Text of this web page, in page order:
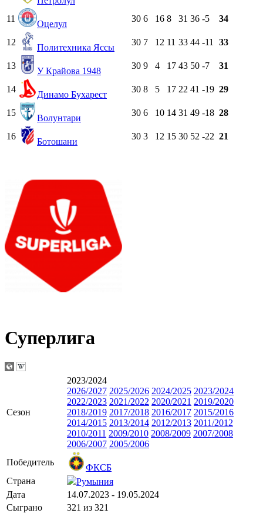
11
Оцелул
30 6 16 8 31 36 -5 34
12
Политехника Яссы
30 7 12 11 33 44 -11 33
13
У Крайова 1948
30 9 4 17 43 50 -7 31
14
Динамо Бухарест
30 8 5 17 22 41 -19 29
15
Волунтари
30 6 10 14 31 49 -18 28
16
Ботошани
30 3 12 15 30 52 -22 21
Суперлига
Сезон
2023/2024
2026/2027 2025/2026 2024/2025 2023/2024
2022/2023 2021/2022 2020/2021 2019/2020
2018/2019 2017/2018 2016/2017 2015/2016
2014/2015 2013/2014 2012/2013 2011/2012
2010/2011 2009/2010 2008/2009 2007/2008
2006/2007 2005/2006
Победитель
ФКСБ
Страна
Румыния
Дата
14.07.2023 - 19.05.2024
Сыграно
321 из 321